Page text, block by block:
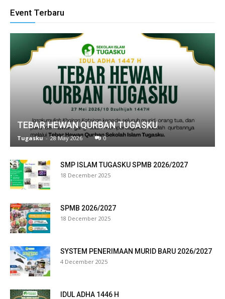
Event Terbaru
TEBAR HEWAN QURBAN TUGASKU
Tugasku - 28 May 2026 0
SMP ISLAM TUGASKU SPMB 2026/2027
18 December 2025
SPMB 2026/2027
18 December 2025
SYSTEM PENERIMAAN MURID BARU 2026/2027
4 December 2025
IDUL ADHA 1446 H